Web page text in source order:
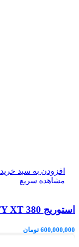
افزودن به سبد خرید
مشاهده سریع
استوریج DELL EMC UNITY XT 380
600,000,000 تومان